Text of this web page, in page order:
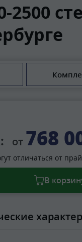
от 768
отличаться от
В